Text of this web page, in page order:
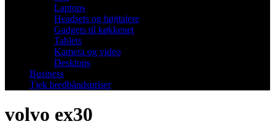
Laptops
Headsets og højttalere
Gadgets til køkkenet
Tablets
Kamera og video
Desktops
Business
Tjek bredbåndspriser
volvo ex30